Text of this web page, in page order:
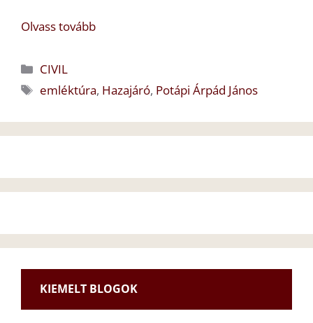
Olvass tovább
Kategória
CIVIL
Címkék
emléktúra, Hazajáró, Potápi Árpád János
KIEMELT BLOGOK